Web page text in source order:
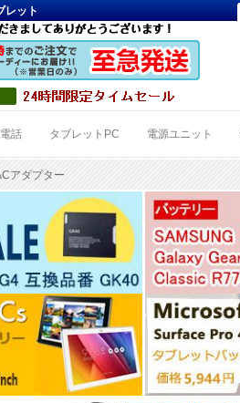
レット
話 タブレットPC 電源ユニット
アダプター